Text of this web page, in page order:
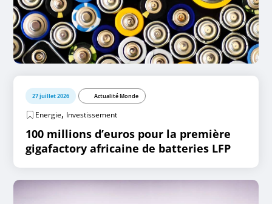
27 juillet 2026 Actualité Monde
Energie, Investissement
100 millions d’euros pour la première
gigafactory africaine de batteries LFP